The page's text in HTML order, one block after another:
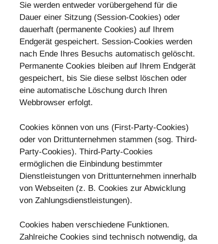
Sie werden entweder vorübergehend für die
Dauer einer Sitzung (Session-Cookies) oder
dauerhaft (permanente Cookies) auf Ihrem
Endgerät gespeichert. Session-Cookies werden
nach Ende Ihres Besuchs automatisch gelöscht.
Permanente Cookies bleiben auf Ihrem Endgerät
gespeichert, bis Sie diese selbst löschen oder
eine automatische Löschung durch Ihren
Webbrowser erfolgt.
Cookies können von uns (First-Party-Cookies)
oder von Drittunternehmen stammen (sog. Third-
Party-Cookies). Third-Party-Cookies
ermöglichen die Einbindung bestimmter
Dienstleistungen von Drittunternehmen innerhalb
von Webseiten (z. B. Cookies zur Abwicklung
von Zahlungsdienstleistungen).
Cookies haben verschiedene Funktionen.
Zahlreiche Cookies sind technisch notwendig, da